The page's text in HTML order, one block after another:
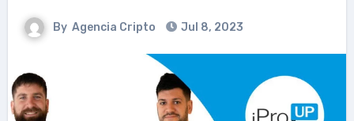
By Agencia Cripto Jul 8, 2023